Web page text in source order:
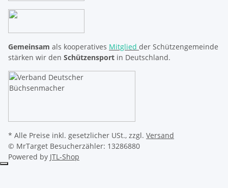
Gemeinsam als kooperatives Mitglied der Schützengemeinde
stärken wir den Schützensport in Deutschland.
* Alle Preise inkl. gesetzlicher USt., zzgl. Versand
© MrTarget Besucherzähler: 13286880
Powered by JTL-Shop